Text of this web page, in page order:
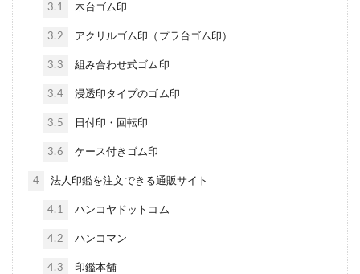
3.1 木台ゴム印
3.2 アクリルゴム印（プラ台ゴム印）
3.3 組み合わせ式ゴム印
3.4 浸透印タイプのゴム印
3.5 日付印・回転印
3.6 ケース付きゴム印
4 法人印鑑を注文できる通販サイト
4.1 ハンコヤドットコム
4.2 ハンコマン
4.3 印鑑本舗